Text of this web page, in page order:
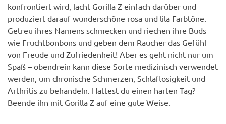
konfrontiert wird, lacht Gorilla Z einfach darüber und
produziert darauf wunderschöne rosa und lila Farbtöne.
Getreu ihres Namens schmecken und riechen ihre Buds
wie Fruchtbonbons und geben dem Raucher das Gefühl
von Freude und Zufriedenheit! Aber es geht nicht nur um
Spaß – obendrein kann diese Sorte medizinisch verwendet
werden, um chronische Schmerzen, Schlaflosigkeit und
Arthritis zu behandeln. Hattest du einen harten Tag?
Beende ihn mit Gorilla Z auf eine gute Weise.